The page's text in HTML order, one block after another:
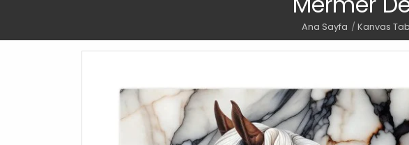
Ana Sayfa Kanvas